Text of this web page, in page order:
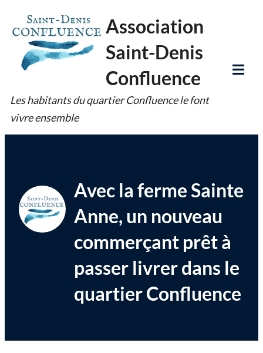
to
content
Association
Saint-Denis
Confluence
Les habitants du quartier Confluence le font
vivre ensemble
Avec la ferme Sainte
Anne, un nouveau
commerçant prêt à
passer livrer dans le
quartier Confluence